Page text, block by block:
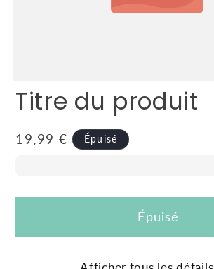
Titre du produit
Prix
19,99 € Épuisé
Épuisé